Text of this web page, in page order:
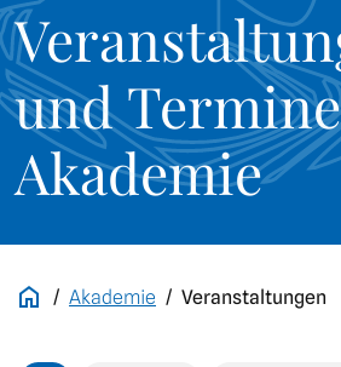
und
Akademie
Akademie Veranstaltungen